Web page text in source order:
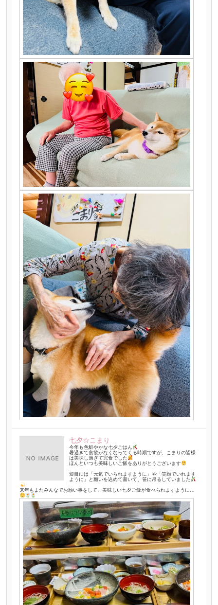
七夕☆こまり
今年も色鮮やかな七夕ごはん
暑過ぎて食欲がなくなってくる時期ですが、こまりの皆様
は美味し過ぎて完食でした
ほんといつも美味しいご飯をありがとうございます
短冊には「元気でいられますように」や「笑顔でいれます
ように」と願いを込めて書いて、笹に吊るしていました
来年もまたみんなでお願い事をして、美味しい七夕ご飯が食べられますように…